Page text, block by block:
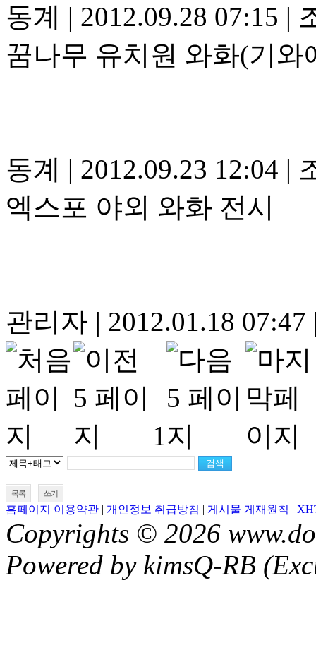
동계 | 2012.09.28 07:15 |
꿈나무 유치원 와화(기
동계 | 2012.09.23 12:04 |
엑스포 야외 와화 전시
관리자 | 2012.01.18 07:47
1
목록 쓰기
홈페이지 이용약관 | 개인정보 취급방침 | 게시물 게재원칙 |
Copyrights © 2026
Powered by kimsQ-RB